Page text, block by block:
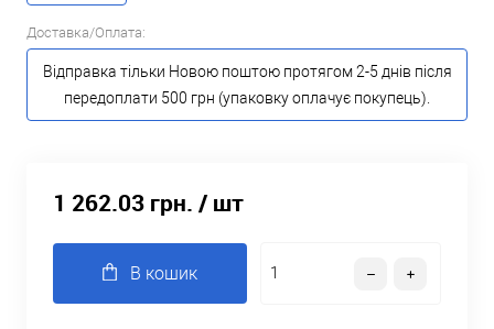
Доставка/Оплата:
Відправка тільки Новою поштою протягом 2-5 днів після
передоплати 500 грн (упаковку оплачує покупець).
1 262.03 грн. / шт
В кошик